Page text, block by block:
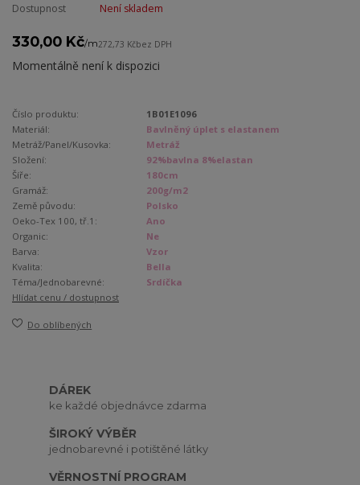
Dostupnost Není skladem
330,00 Kč/m272,73 Kčbez DPH
Momentálně není k dispozici
Číslo produktu:
1B01E1096
Materiál:
Bavlněný úplet s elastanem
Metráž/Panel/Kusovka:
Metráž
Složení:
92%bavlna 8%elastan
Šíře:
180cm
Gramáž:
200g/m2
Země původu:
Polsko
Oeko-Tex 100, tř.1:
Ano
Organic:
Ne
Barva:
Vzor
Kvalita:
Bella
Téma/Jednobarevné:
Srdíčka
Hlídat cenu / dostupnost
Do oblíbených
DÁREK
ke každé objednávce zdarma
ŠIROKÝ VÝBĚR
jednobarevné i potištěné látky
VĚRNOSTNÍ PROGRAM